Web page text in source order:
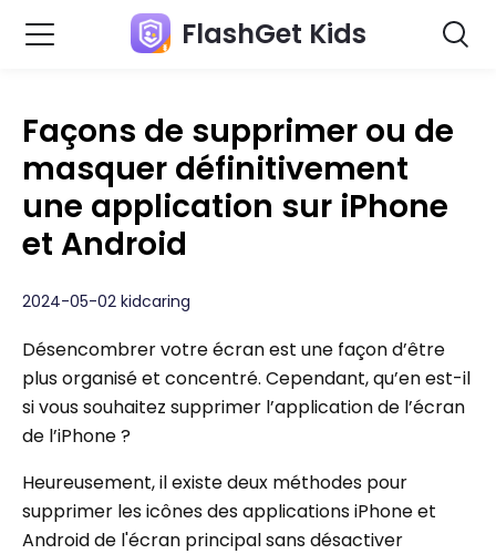
FlashGet Kids
Façons de supprimer ou de
masquer définitivement
une application sur iPhone
et Android
2024-05-02 kidcaring
Désencombrer votre écran est une façon d’être
plus organisé et concentré. Cependant, qu’en est-il
si vous souhaitez supprimer l’application de l’écran
de l’iPhone ?
Heureusement, il existe deux méthodes pour
supprimer les icônes des applications iPhone et
Android de l'écran principal sans désactiver